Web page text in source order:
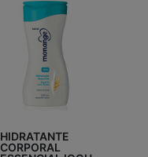
HIDRATANTE
CORPORAL